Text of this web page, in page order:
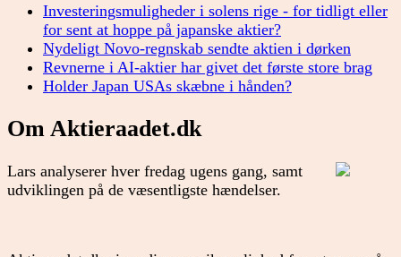
Investeringsmuligheder i solens rige - for tidligt eller
for sent at hoppe på japanske aktier?
Nydeligt Novo-regnskab sendte aktien i dørken
Revnerne i AI-aktier har givet det første store brag
Holder Japan USAs skæbne i hånden?
Om Aktieraadet.dk
Lars analyserer hver fredag ugens gang, samt
udviklingen på de væsentligste hændelser.